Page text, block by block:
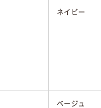
ネイビー
ベージュ